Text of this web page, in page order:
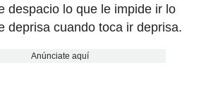
despacio lo que le impide ir lo
deprisa cuando toca ir deprisa.
Anúnciate aquí